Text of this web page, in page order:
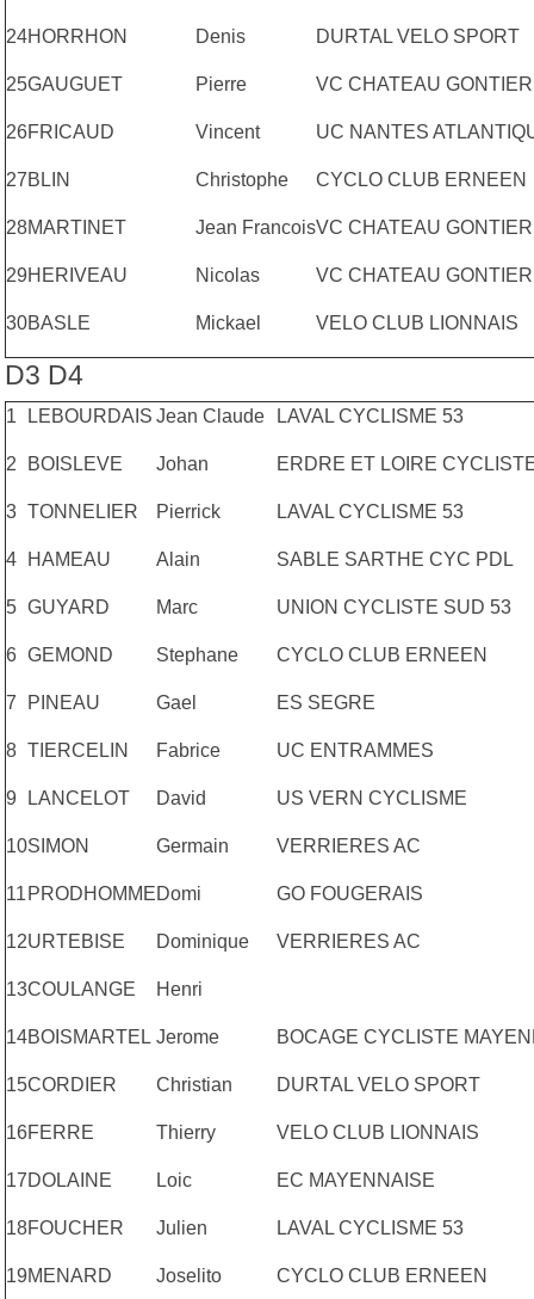
24HORRHON Denis DURTAL VELO SPORT
25GAUGUET Pierre VC CHATEAU GONTIER
26FRICAUD Vincent UC NANTES
27BLIN Christophe CYCLO CLUB ERNEEN
28MARTINET Jean FrancoisVC CHATEAU GONTIER
29HERIVEAU Nicolas VC CHATEAU GONTIER
30BASLE Mickael VELO CLUB LIONNAIS
D3 D4
1 LEBOURDAIS Jean Claude LAVAL CYCLISME 53
2 BOISLEVE Johan ERDRE ET LOIRE
3 TONNELIER Pierrick LAVAL CYCLISME 53
4 HAMEAU Alain SABLE SARTHE CYC PDL
5 GUYARD Marc UNION CYCLISTE SUD 53
6 GEMOND Stephane CYCLO CLUB ERNEEN
7 PINEAU Gael ES SEGRE
8 TIERCELIN Fabrice UC ENTRAMMES
9 LANCELOT David US VERN CYCLISME
10SIMON Germain VERRIERES AC
11 PRODHOMMEDomi GO FOUGERAIS
12URTEBISE Dominique VERRIERES AC
13COULANGE Henri
14BOISMARTEL Jerome BOCAGE CYCLISTE
15CORDIER Christian DURTAL VELO SPORT
16FERRE Thierry VELO CLUB LIONNAIS
17DOLAINE Loic EC MAYENNAISE
18FOUCHER Julien LAVAL CYCLISME 53
19MENARD Joselito CYCLO CLUB ERNEEN